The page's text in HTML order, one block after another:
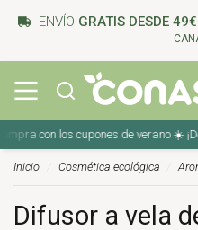
ENVÍO GRATIS DESDE 49€
con los cupones de verano ☀️
Inicio Cosmética ecológica
Difusor a vela